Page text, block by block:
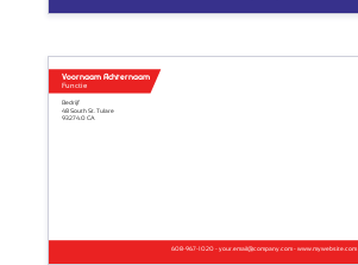
608-967-1020 - your.email@company.com - www.mywebsite.com
Functie
Bedrijf
48 South St. Tulare
93274.0 CA
Voornaam Achternaam